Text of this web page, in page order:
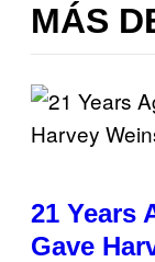
MÁS
21 Years
Gave